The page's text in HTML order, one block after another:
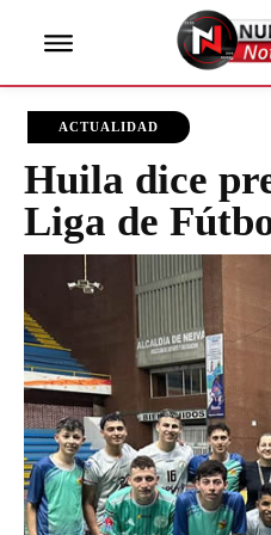
ACTUALIDAD
Huila dice
Liga de